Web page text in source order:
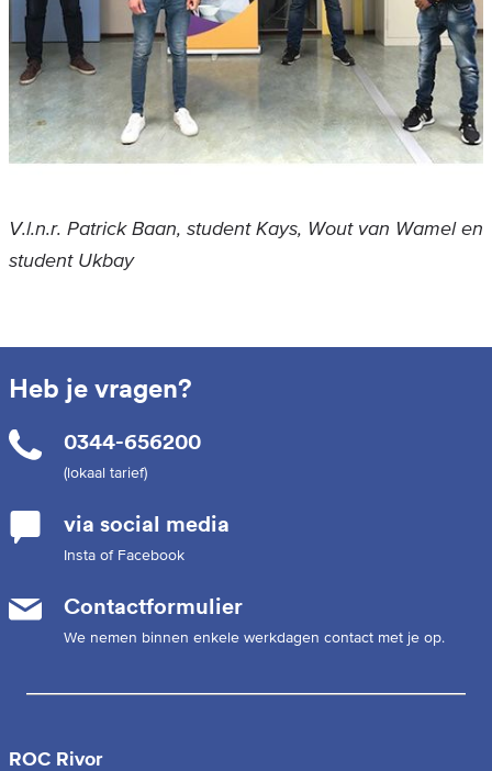
V.l.n.r. Patrick Baan, student Kays, Wout van Wamel en
student Ukbay
Heb je vragen?
0344-656200
(lokaal tarief)
via social media
Insta of Facebook
Contactformulier
We nemen binnen enkele werkdagen contact met je op.
ROC Rivor